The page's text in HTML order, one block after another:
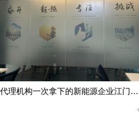
代理机构一次拿下的新能源企业江门高新技术企业认定申报案例